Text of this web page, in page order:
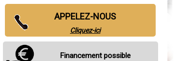
APPELEZ-NOUS
Cliquez-ici
Financement possible